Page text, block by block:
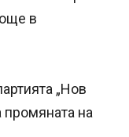
в
„Нов
на